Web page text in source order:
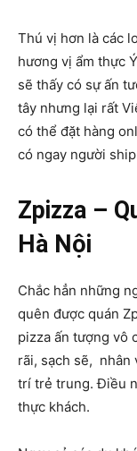
Thú vị hơn là các
hương vị ẩm thực
sẽ thấy có sự ấn
tây nhưng lại rất
có thể đặt hàng
có ngay người
Zpizza –
Hà Nội
Chắc hẳn những
quên được quán
pizza ấn tượng vô
rãi, sạch sẽ, nhân
trí trẻ trung. Điều
thực khách.